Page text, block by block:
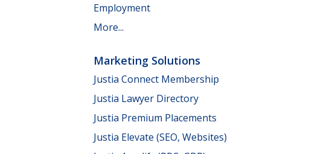
Employment
More...
Marketing Solutions
Justia Connect Membership
Justia Lawyer Directory
Justia Premium Placements
Justia Elevate (SEO, Websites)